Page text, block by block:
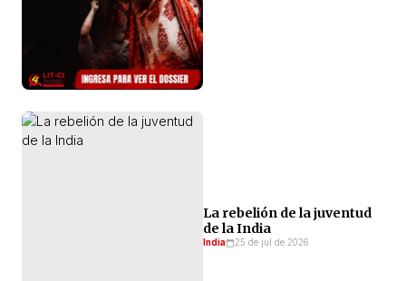
La rebelión de la juventud
de la India
India 25 de jul de 2026